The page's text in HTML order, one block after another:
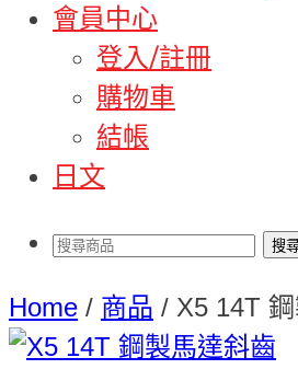
會員中心
登入/註冊
購物車
結帳
日文
Home / 商品 / X5 14T